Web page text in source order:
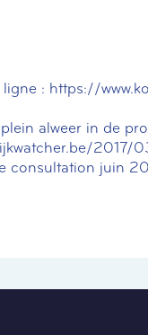
ligne : https://
alweer in de
consultation juin